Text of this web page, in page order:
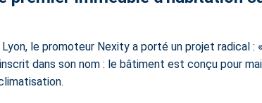
le promoteur Nexity a porté un projet radical
dans son nom : le bâtiment est conçu pour